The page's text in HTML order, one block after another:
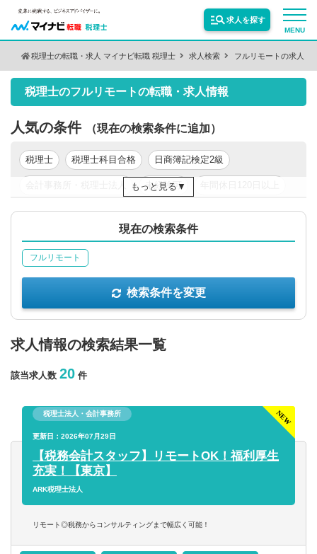
MENU
求人を探す
サービス紹介
転職お役立ち情報
業界情報
求人情報
税理士の転職・求人 マイナビ転職 税理士 求人検索 フルリモートの求人
税理士のフルリモートの転職・求人情報
人気の条件 （現在の検索条件に追加）
税理士 税理士科目合格 日商簿記検定2級
未経験可
年収200万円以上 年収300万円以上 年収400万円以上
東京都 関東
もっと見る
求人情報の検索結果一覧
該当求人数 20 件
税理士法人・会計事務所
更新日：2026年07月29日
【税務会計スタッフ】リモートOK！福利厚生
充実！【東京】
ARK税理士法人
リモート◎税務からコンサルティングまで幅広く可能！
現在の検索条件
フルリモート
検索条件を変更
保有資格 絞り込む
業種
従業員数
フリーワード